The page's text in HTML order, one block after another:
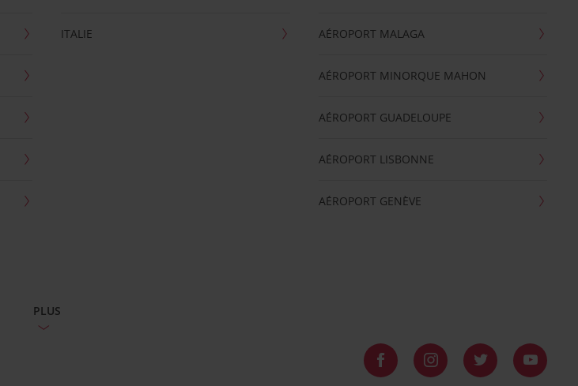
ITALIE AÉROPORT MALAGA
AÉROPORT MINORQUE MAHON
AÉROPORT GUADELOUPE
AÉROPORT LISBONNE
AÉROPORT GENÈVE
PLUS